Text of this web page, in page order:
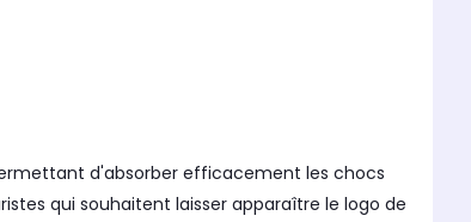
d'absorber efficacement les chocs
qui souhaitent laisser apparaître le logo de